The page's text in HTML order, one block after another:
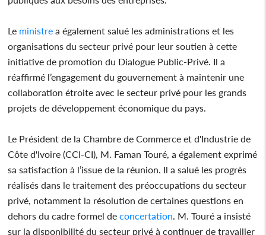
Le ministre a également salué les administrations et les
organisations du secteur privé pour leur soutien à cette
initiative de promotion du Dialogue Public-Privé. Il a
réaffirmé l’engagement du gouvernement à maintenir une
collaboration étroite avec le secteur privé pour les grands
projets de développement économique du pays.
Le Président de la Chambre de Commerce et d'Industrie de
Côte d'Ivoire (CCI-CI), M. Faman Touré, a également exprimé
sa satisfaction à l’issue de la réunion. Il a salué les progrès
réalisés dans le traitement des préoccupations du secteur
privé, notamment la résolution de certaines questions en
dehors du cadre formel de concertation . M. Touré a insisté
sur la disponibilité du secteur privé à continuer de travailler